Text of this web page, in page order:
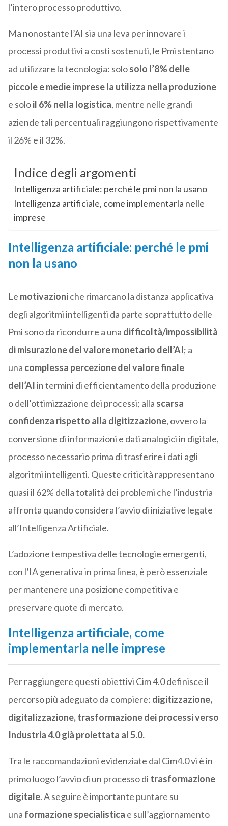
l’intero processo produttivo.
Ma nonostante l’AI sia una leva per innovare i
processi produttivi a costi sostenuti, le Pmi stentano
ad utilizzare la tecnologia: solosolo l’8% delle
piccole e medie imprese la utilizza nella produzione
e soloil 6% nella logistica, mentre nelle grandi
aziende tali percentuali raggiungono rispettivamente
il 26% e il 32%.
Indice degli argomenti
Intelligenza artificiale: perché le pmi non la usano
Intelligenza artificiale, come implementarla nelle
imprese
Intelligenza artificiale: perché le pmi
non la usano
Le motivazioniche rimarcano la distanza applicativa
degli algoritmi intelligenti da parte soprattutto delle
Pmi sono da ricondurre a una difficoltà/impossibilità
di misurazione del valore monetario dell’AI; a
una complessa percezione del valore finale
dell’AIin termini di efficientamento della produzione
o dell’ottimizzazione dei processi; alla scarsa
confidenza rispetto alla digitizzazione, ovvero la
conversione di informazioni e dati analogici in digitale,
processo necessario prima di trasferire i dati agli
algoritmi intelligenti. Queste criticità rappresentano
quasi il 62% della totalità dei problemi che l’industria
affronta quando considera l’avvio di iniziative legate
all’Intelligenza Artificiale.
L’adozione tempestiva delle tecnologie emergenti,
con l’IA generativa in prima linea, è però essenziale
per mantenere una posizione competitiva e
preservare quote di mercato.
Intelligenza artificiale, come
implementarla nelle imprese
Per raggiungere questi obiettivi Cim 4.0 definisce il
percorso più adeguato da compiere: digitizzazione,
digitalizzazione, trasformazione dei processi verso
Industria 4.0 già proiettata al 5.0.
Tra le raccomandazioni evidenziate dal Cim4.0 vi è in
primo luogo l’avvio di un processo di trasformazione
digitale. A seguire è importante puntare su
una formazione specialistica e sull’aggiornamento